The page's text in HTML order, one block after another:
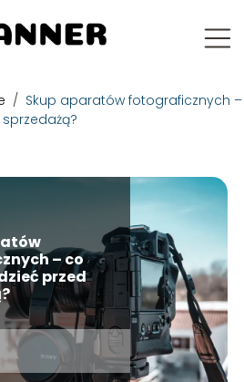
/ Skup aparatów fotograficznych –
– co
przed